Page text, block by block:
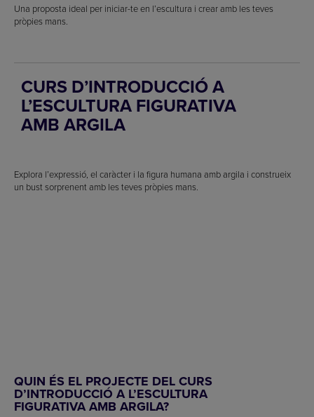
Una proposta ideal per iniciar-te en l’escultura i crear amb les teves
pròpies mans.
CURS D’INTRODUCCIÓ A
L’ESCULTURA FIGURATIVA
AMB ARGILA
Explora l’expressió, el caràcter i la figura humana amb argila i construeix
un bust sorprenent amb les teves pròpies mans.
QUIN ÉS EL PROJECTE DEL CURS
D’INTRODUCCIÓ A L’ESCULTURA
FIGURATIVA AMB ARGILA?